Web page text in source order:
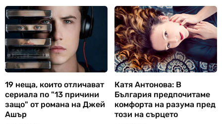
19 неща, които отличават
сериала по "13 причини
защо" от романа на Джей
Ашър
Катя Антонова: В
България предпочитаме
комфорта на разума пред
този на сърцето